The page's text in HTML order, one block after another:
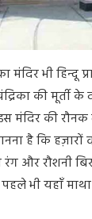
मंदिर भी हिन्दू
की मूर्ती
मंदिर की रौनक
है कि हज़ारों
और रौशनी
भी यहाँ